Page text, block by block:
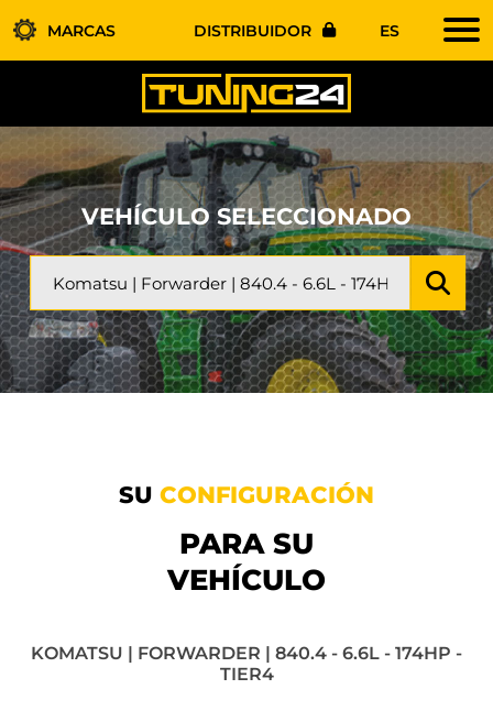
MARCAS DISTRIBUIDOR ES
VEHÍCULO SELECCIONADO
SU CONFIGURACIÓN
PARA SU
VEHÍCULO
KOMATSU | FORWARDER | 840.4 - 6.6L - 174HP -
TIER4